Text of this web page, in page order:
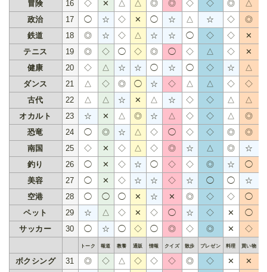
冒険 16 ◇ ✕ △ △ ◎ ◎ ◇ ◇ ◎ △
政治
17 ◯ ☆ ◇ ✕ ◯ ☆ △ ☆ ◇ ◎
鉄道
18 ◎ ☆ ◇ △ ☆ ☆ ◯ ◇ ◇ ✕
テニス
19 ◎ ◇ ◯ ◇ ◎ ◯ ◇ △ ◇ ✕
健康
20 ◇ △ ☆ ☆ ◯ ☆ ◯ ◇ ☆ △
ダンス
21 △ ◇ ◎ ◯ ☆ ◇ △ △ ◇ ◇
古代
22 △ △ ☆ ✕ △ ☆ ◇ ◇ △ △
オカルト
23 ☆ ✕ △ ◎ ☆ △ ◇ ◇ △ ◎
恐竜
24 ◯ ◎ ☆ △ ◇ ◯ ◇ ◇ ◎ ◎
南国
25 ◇ ✕ ◇ △ ◇ ◎ ☆ △ ◎ ☆
釣り
26 ◯ ✕ ◇ ☆ ◯ ◇ ◇ ◎ ☆ ◯
美容
27 ◯ ✕ ◇ ☆ ☆ ◇ ☆ ◯ ◯ ☆
空港
28 ◯ ◯ ◯ ✕ ☆ ✕ ◎ ◇ ◇ ◯
ペット
29 ☆ △ ◇ ✕ ◇ ◯ ☆ ◇ ✕ ◯
サッカー
30 ◯ ☆ ◯ ◇ ◯ ◎ ◇ ◎ ✕ ◇
トーク 報道 教養 通販 情報 クイズ 散歩 プレゼン 料理 買い物
ボクシング 31 ◎ ◇ △ ◇ ◇ ◇ ◎ ◇ ✕ ✕